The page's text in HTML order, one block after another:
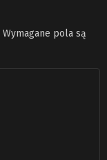
Wymagane pola są